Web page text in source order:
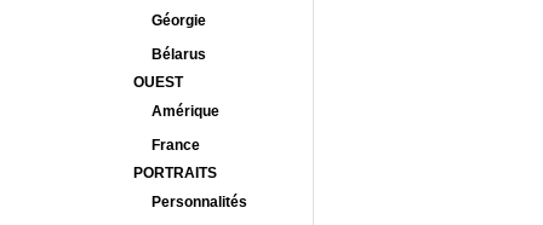
Géorgie
Bélarus
OUEST
Amérique
France
PORTRAITS
Personnalités